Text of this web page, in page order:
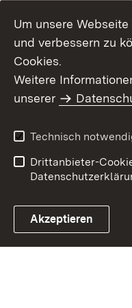
Benutzungshinweise
Um unsere
und verbessern zu
Cookies.
Weitere
unserer
Technisch
Drittanbieter-
Akzeptieren